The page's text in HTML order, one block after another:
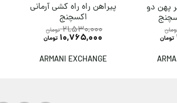
پهن دو
تومان
پیراهن راه راه کشی آرمانی
اکسچنج
21,530,000 تومان
10,765,000 تومان
ARMANI EXCHANGE